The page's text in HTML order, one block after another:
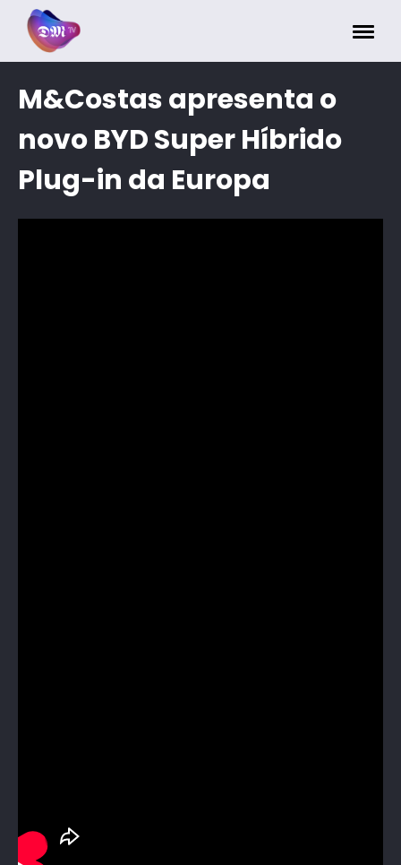
M&Costas apresenta o
novo BYD Super Híbrido
Plug-in da Europa
Painel de Gerenciamento de Cookies